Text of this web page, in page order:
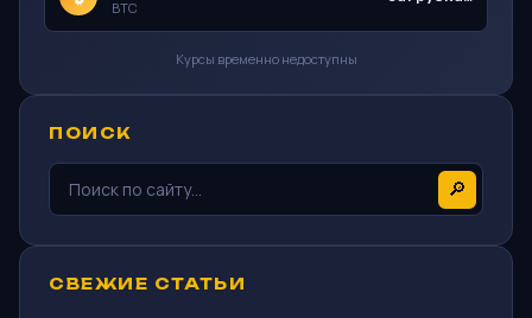
BTC
Курсы временно недоступны
ПОИСК
🔎
СВЕЖИЕ СТАТЬИ